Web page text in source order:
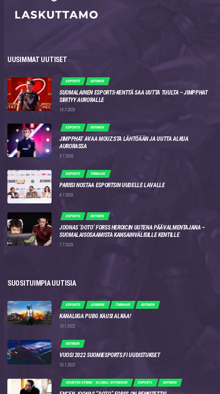
UUSIMMAT UUTISET
ESPORTS UUTINEN
SUOMALAINEN ESPORTS-KENTTÄ SAA UUTTA TUULTA – JIMPPHAT
SIIRTYY AURORALLE
19.7.2026
ESPORTS UUTINEN
JIMPPHAT AVAA MOUZ:STA LÄHTÖÄÄN JA UUTTA ALKUA
AURORASSA
9.7.2026
ESPORTS TURNAUS
PARIISI NOSTAA ESPORTSIN UUDELLE LAVALLE
8.7.2026
ESPORTS UUTINEN
JOONAS ‘DOTO’ FORSS HEROICIN UUTENA PÄÄVALMENTAJANA –
SUOMALAISOSAAMISTA KANSAINVÄLISILLE KENTILLE
7.7.2026
SUOSITUIMPIA UUTISIA
ESPORTS JOUKKUE TURNAUS UUTINEN
KANALIIGA PUBG KAUSI ALKAA!
10.1.2022
UUTINEN
VUOSI 2022 SUOMIESPORTS.FI UUDISTUKSET
10.1.2022
COUNTER STRIKE - GLOBAL OFFENSIVE ESPORTS UUTINEN